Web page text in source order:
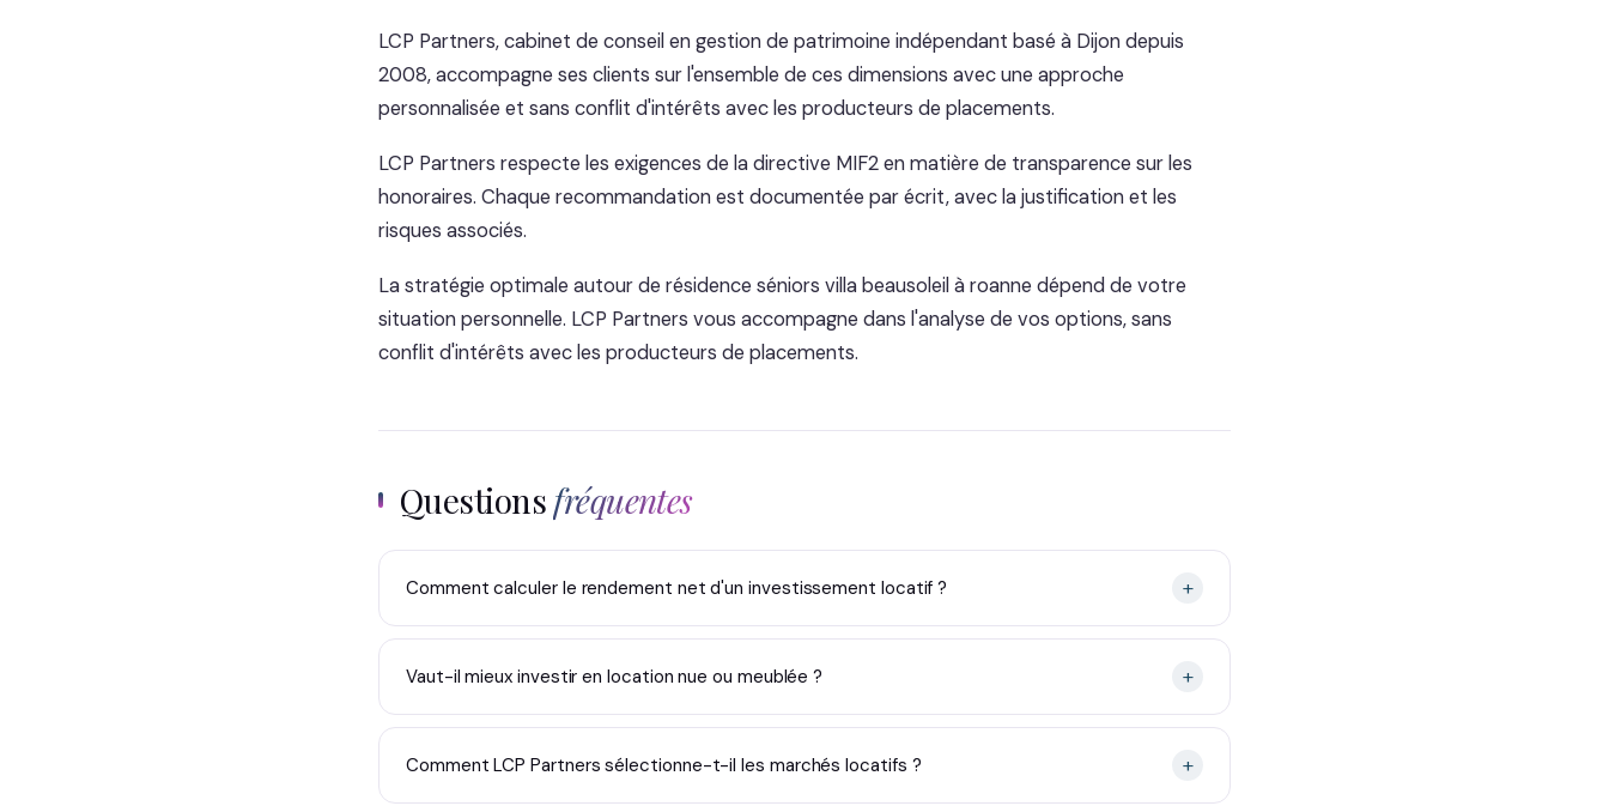
LCP Partners, cabinet de conseil en gestion de patrimoine indépendant basé à Dijon depuis
2008, accompagne ses clients sur l'ensemble de ces dimensions avec une approche
personnalisée et sans conflit d'intérêts avec les producteurs de placements.
LCP Partners respecte les exigences de la directive MIF2 en matière de transparence sur les
honoraires. Chaque recommandation est documentée par écrit, avec la justification et les
risques associés.
La stratégie optimale autour de résidence séniors villa beausoleil à roanne dépend de votre
situation personnelle. LCP Partners vous accompagne dans l'analyse de vos options, sans
conflit d'intérêts avec les producteurs de placements.
Questionsfréquentes
Comment calculer le rendement net d'un investissement locatif ? +
Vaut-il mieux investir en location nue ou meublée ? +
Comment LCP Partners sélectionne-t-il les marchés locatifs ? +